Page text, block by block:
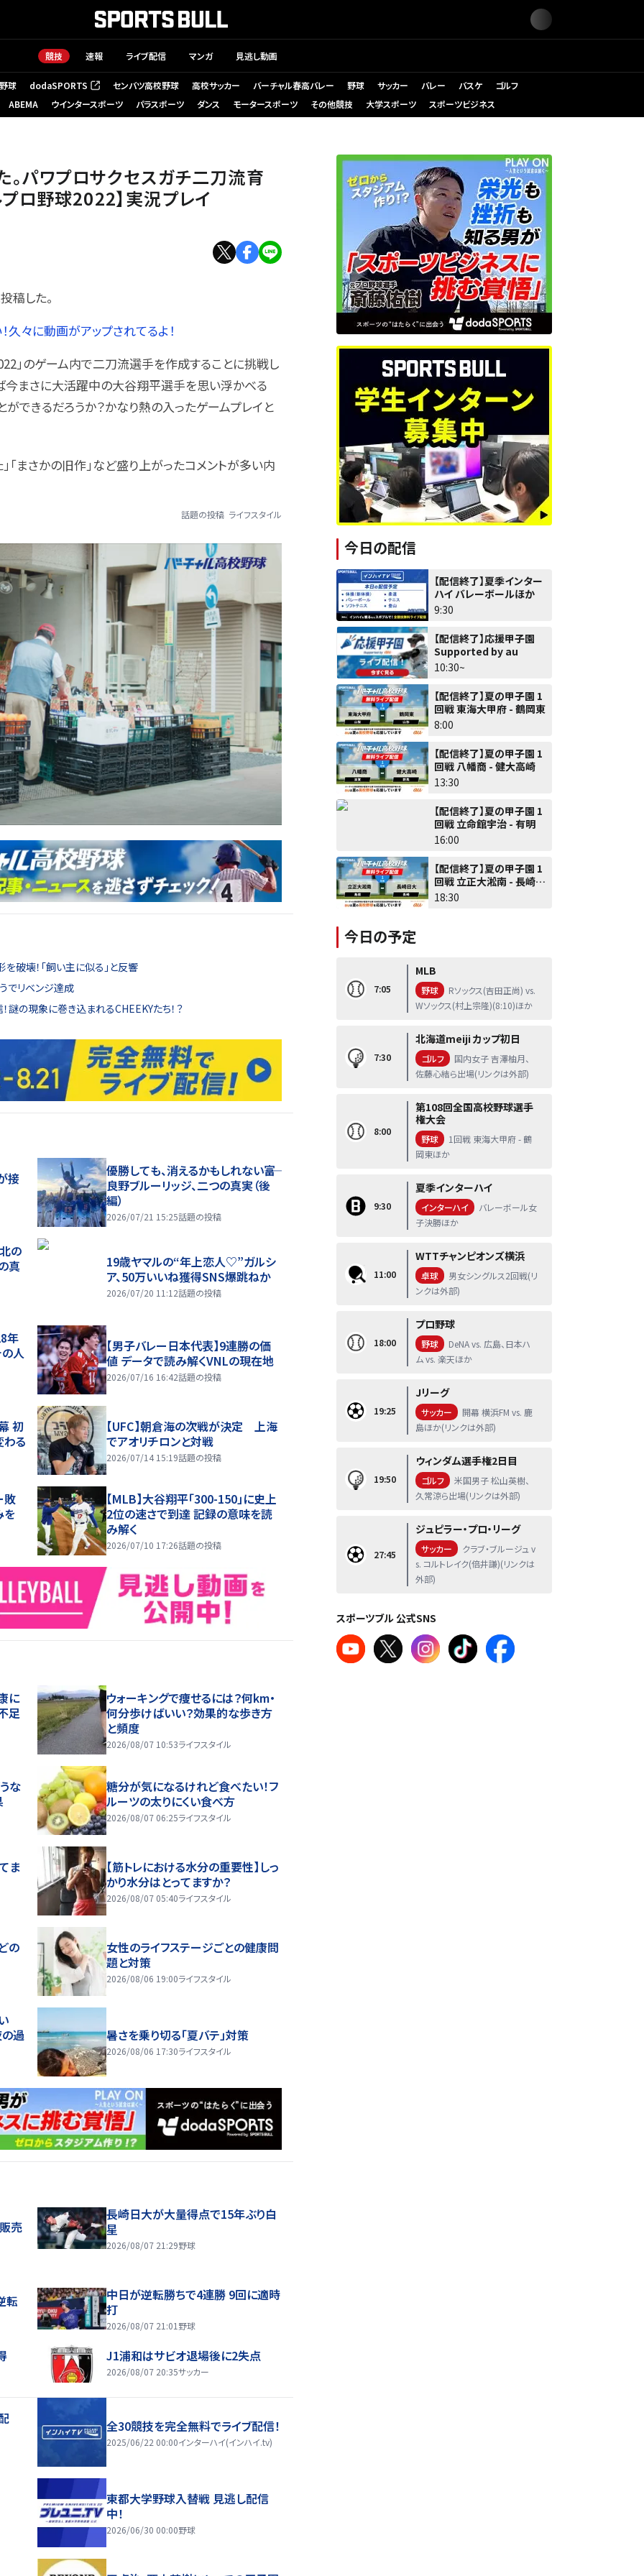
競技 速報 ライブ配信 マンガ 見逃し動画
球 dodaSPORTS
（新しいタブで開く） センバツ高校野球 高校サッカー バーチャル春高バレー 野球 サッカー バレー バスケ
ゴルフ
ABEMA
ウインタースポーツ パラスポーツ ダンス モータースポーツ その他競技 大学スポーツ スポーツビジネス
パワプロサクセスガチ二刀流育
ロ野球2022】実況プレイ
稿した。
久々に動画がアップされてるよ！
」のゲーム内で二刀流選手を作成することに挑戦し
今まさに大活躍中の大谷翔平選手を思い浮かべる
できるだろうか？かなり熱の入ったゲームプレイと
「まさかの旧作」など盛り上がったコメントが多い内
話題の投稿 ライフスタイル
を破壊！「飼い主に似る」と反響
でリベンジ達成
謎の現象に巻き込まれるCHEEKYたち！？
接
優勝しても、消えるかもしれない――富
良野ブルーリッジ、二つの真実（後
編）
2026/07/21 15:25話題の投稿
の
真
19歳ヤマルの“年上恋人♡”ガルシ
ア、50万いいね獲得SNS爆跳ねか
2026/07/20 11:12話題の投稿
年
人
【男子バレー日本代表】9連勝の価
値 データで読み解くVNLの現在地
2026/07/16 16:42話題の投稿
初
わる
【UFC】朝倉海の次戦が決定 上海
でアオリチロンと対戦
2026/07/14 15:19話題の投稿
敗
を
【MLB】大谷翔平「300-150」に史上
2位の速さで到達 記録の意味を読
み解く
2026/07/10 17:26話題の投稿
に
足
ウォーキングで痩せるには？何km・
何分歩けばいい？効果的な歩き方
と頻度
2026/08/07 10:53ライフスタイル
な
糖分が気になるけれど食べたい！フ
ルーツの太りにくい食べ方
2026/08/07 06:25ライフスタイル
ま
【筋トレにおける水分の重要性】しっ
かり水分はとってますか？
2026/08/07 05:40ライフスタイル
の
女性のライフステージごとの健康問
題と対策
2026/08/06 19:00ライフスタイル
過
暑さを乗り切る「夏バテ」対策
2026/08/06 17:30ライフスタイル
売
長崎日大が大量得点で15年ぶり白
星
2026/08/07 21:29野球
転
中日が逆転勝ちで4連勝 9回に適時
打
2026/08/07 21:01 野球
J1浦和はサビオ退場後に2失点
2026/08/07 20:35サッカー
全30競技を完全無料でライブ配信！
2025/06/22 00:00インターハイ(インハイ.tv)
東都大学野球入替戦 見逃し配信
中！
2026/06/30 00:00野球
今日の配信
【配信終了】夏季インター
ハイ バレーボールほか
9:30
【配信終了】応援甲子園
Supported by au
10:30~
【配信終了】夏の甲子園 1
回戦 東海大甲府 - 鶴岡東
8:00
【配信終了】夏の甲子園 1
回戦 八幡商 - 健大高崎
13:30
【配信終了】夏の甲子園 1
回戦 立命館宇治 - 有明
16:00
【配信終了】夏の甲子園 1
回戦 立正大淞南 - 長崎日
大
18:30
今日の予定
7:05
MLB
野球
Rソックス(吉田正尚) vs.
Wソックス(村上宗隆)(8:10)ほか
7:30
北海道meiji カップ初日
ゴルフ
国内女子 吉澤柚月、
佐藤心結ら出場(リンクは外部)
8:00
第108回全国高校野球選手
権大会
野球
1回戦 東海大甲府 - 鶴
岡東ほか
9:30
夏季インターハイ
インターハイ
バレーボール女
子決勝ほか
11:00
WTTチャンピオンズ横浜
卓球
男女シングルス2回戦(リ
ンクは外部)
18:00
プロ野球
野球
DeNA vs. 広島、日本ハ
ム vs. 楽天ほか
19:25
Jリーグ
サッカー
開幕 横浜FM vs. 鹿
島ほか(リンクは外部)
19:50
ウィンダム選手権2日目
ゴルフ
米国男子 松山英樹、
久常涼ら出場(リンクは外部)
27:45
ジュピラー・プロ・リーグ
サッカー
クラブ・ブルージュ v
s. コルトレイク(倍井謙)(リンクは
外部)
スポーツブル 公式SNS